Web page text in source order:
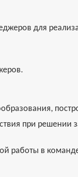
для
при
работы в